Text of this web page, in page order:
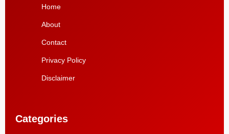
Home
About
Contact
Privacy Policy
Disclaimer
Categories